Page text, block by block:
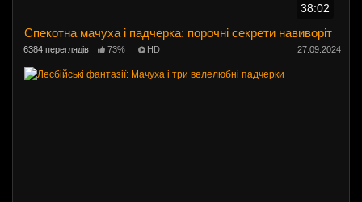
38:02
Спекотна мачуха і падчерка: порочні секрети навиворіт
6384 переглядів 73% HD 27.09.2024